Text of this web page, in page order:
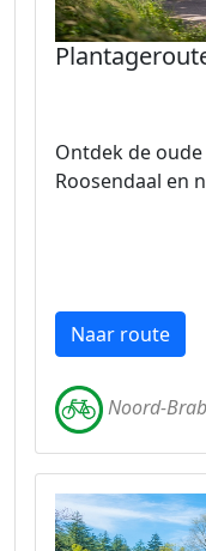
Ontdek de
Roosendaal en
Naar route
Noord-